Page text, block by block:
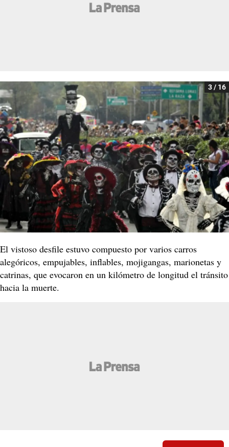
3 / 16
El vistoso desfile estuvo compuesto por varios carros
alegóricos, empujables, inflables, mojigangas, marionetas y
catrinas, que evocaron en un kilómetro de longitud el tránsito
hacia la muerte.